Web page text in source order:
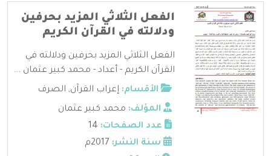
الفعل الثلاثي المزيد بحرفين
ودلالته في القرآن الكريم
الفعل الثلاثي المزيد بحرفين ودلالته في
القرآن الكريم - أعداد - محمد كبير عثمان ...
الأقسام: إعراب القرآن, الصرف
المؤلف: محمد كبير عثمان
عدد الصفحات:
سنة النشر: